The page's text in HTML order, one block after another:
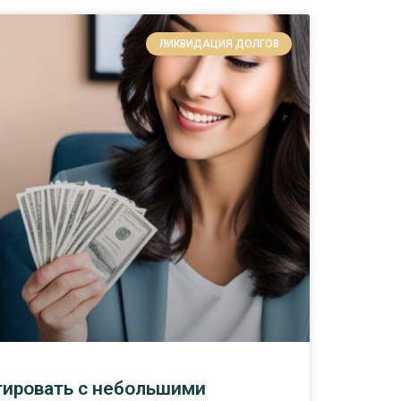
ЛИКВИДАЦИЯ ДОЛГОВ
с небольшими